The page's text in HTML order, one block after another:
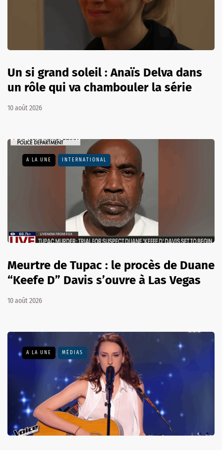
Un si grand soleil : Anaïs Delva dans
un rôle qui va chambouler la série
10 août 2026
A LA UNE INTERNATIONAL
Meurtre de Tupac : le procès de Duane
“Keefe D” Davis s’ouvre à Las Vegas
10 août 2026
A LA UNE MÉDIAS